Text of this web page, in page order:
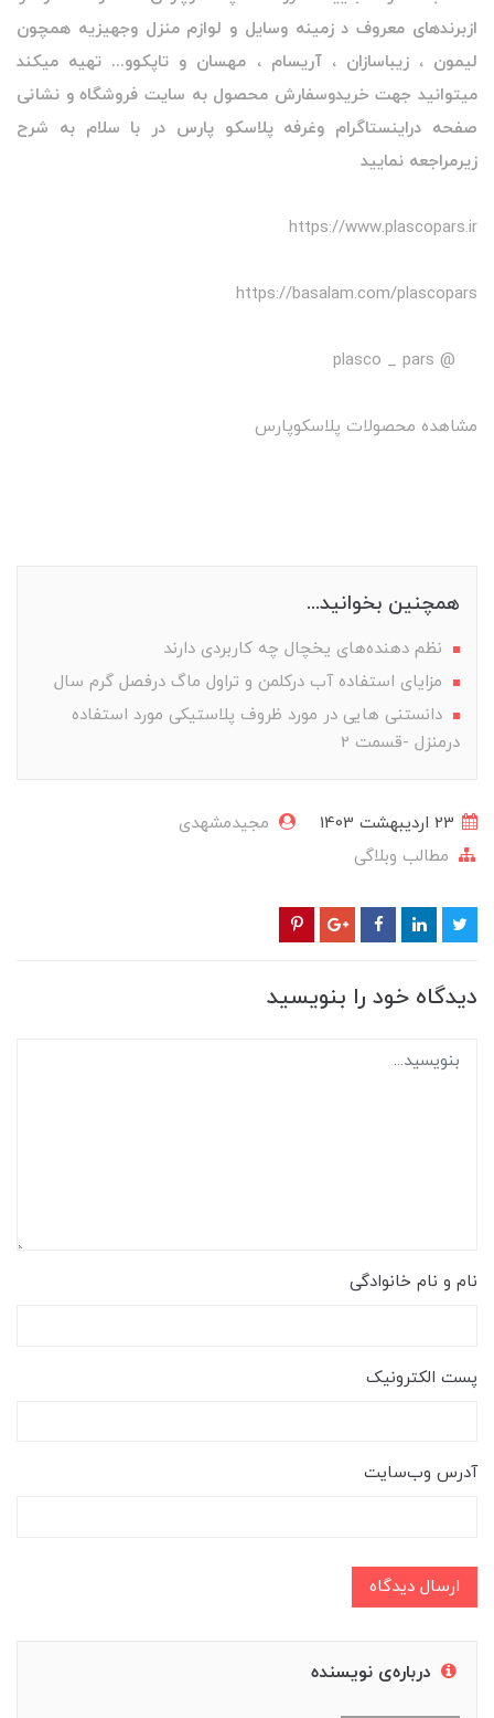
ازبرندهای معروف د زمینه وسایل و لوازم منزل وجهیزیه همچون
لیمون ، زیباسازان ، آریسام ، مهسان و تاپکوو... تهیه میکند
میتوانید جهت خریدوسفارش محصول به سایت فروشگاه و نشانی
صفحه دراینستاگرام وغرفه پلاسکو پارس در با سلام به شرح
زیرمراجعه نمایید
https://www.plascopars.ir
https://basalam.com/plascopars
@ plasco _ pars
مشاهده محصولات پلاسکوپارس
همچنین بخوانید...
نظم دهنده‌های یخچال چه کاربردی دارند
مزایای استفاده آب درکلمن و تراول ماگ درفصل گرم سال
دانستنی هایی در مورد ظروف پلاستیکی مورد استفاده
درمنزل -قسمت 2
مجیدمشهدی
مطالب وبلاگی
دیدگاه خود را بنویسید
نام و نام خانوادگی
پست الکترونیک
آدرس وب‌سایت
ارسال دیدگاه
درباره‌ی نویسنده